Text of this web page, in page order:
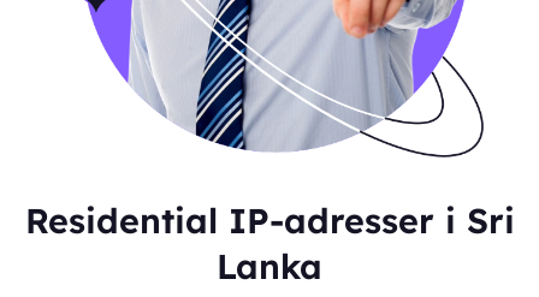
Residential IP-adresser i Sri
Lanka